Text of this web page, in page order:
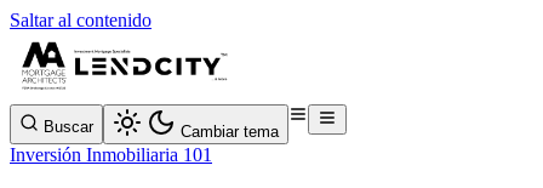
Saltar al contenido
Buscar Cambiar tema
Inversión Inmobiliaria 101